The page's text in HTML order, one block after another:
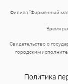
Филиал "Фирменный
Время
Свидетельство о
городским
Политика